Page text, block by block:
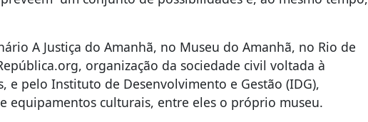
A Justiça do Amanhã, no Museu do Amanhã, no Rio de
organização da sociedade civil voltada à
e pelo Instituto de Desenvolvimento e Gestão (IDG),
equipamentos culturais, entre eles o próprio museu.